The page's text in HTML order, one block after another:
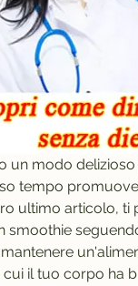
un modo
tempo
ultimo articolo, ti
smoothie
cui il tuo corpo ha